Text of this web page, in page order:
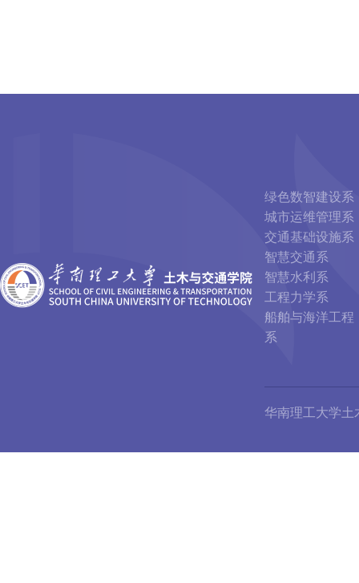
绿色数智建设系
城市运维管理系
交通基础设施系
智慧交通系
智慧水利系
工程力学系
船舶与海洋工程
系
华南理工大学土